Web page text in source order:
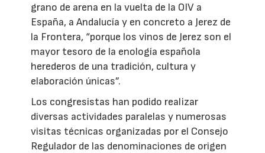
grano de arena en la vuelta de la OIV a
España, a Andalucía y en concreto a Jerez de
la Frontera, “porque los vinos de Jerez son el
mayor tesoro de la enología española
herederos de una tradición, cultura y
elaboración únicas”.
Los congresistas han podido realizar
diversas actividades paralelas y numerosas
visitas técnicas organizadas por el Consejo
Regulador de las denominaciones de origen